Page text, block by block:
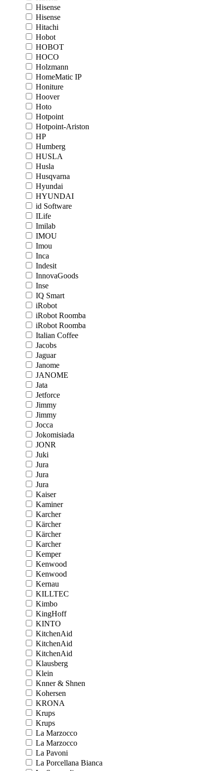
Hisense
Hisense
Hitachi
Hobot
HOBOT
HOCO
Holzmann
HomeMatic IP
Honiture
Hoover
Hoto
Hotpoint
Hotpoint-Ariston
HP
Humberg
HUSLA
Husla
Husqvarna
Hyundai
HYUNDAI
id Software
ILife
Imilab
IMOU
Imou
Inca
Indesit
InnovaGoods
Inse
IQ Smart
iRobot
iRobot Roomba
iRobot Roomba
Italian Coffee
Jacobs
Jaguar
Janome
JANOME
Jata
Jetforce
Jimmy
Jimmy
Jocca
Jokomisiada
JONR
Juki
Jura
Jura
Jura
Kaiser
Kaminer
Karcher
Kärcher
Kärcher
Karcher
Kemper
Kenwood
Kenwood
Kernau
KILLTEC
Kimbo
KingHoff
KINTO
KitchenAid
KitchenAid
KitchenAid
Klausberg
Klein
Knner & Shnen
Kohersen
KRONA
Krups
Krups
La Marzocco
La Marzocco
La Pavoni
La Porcellana Bianca